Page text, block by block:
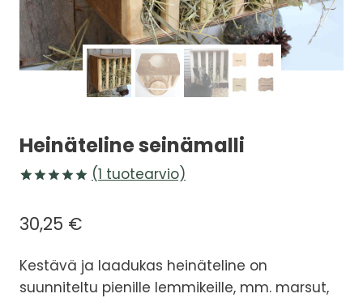
Heinäteline seinämalli
perustuen
asiakkaan
(1 tuotearvio)
30,25 €
Kestävä ja laadukas heinäteline on
suunniteltu pienille lemmikeille, mm. marsut,